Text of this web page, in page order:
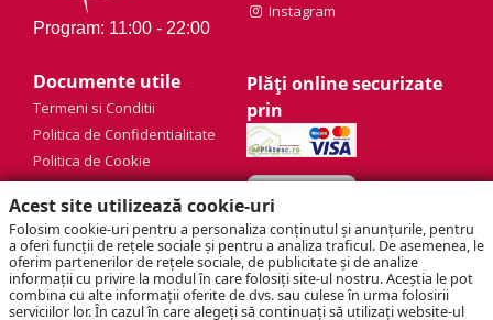
Acest site utilizează cookie-uri
Folosim cookie-uri pentru a personaliza conținutul și anunțurile, pentru
a oferi funcții de rețele sociale și pentru a analiza traficul. De asemenea, le
oferim partenerilor de rețele sociale, de publicitate și de analize
informații cu privire la modul în care folosiți site-ul nostru. Aceștia le pot
combina cu alte informații oferite de dvs. sau culese în urma folosirii
serviciilor lor. În cazul în care alegeți să continuați să utilizați website-ul
Program: 11:00 - 22:00
Instagram
Documente utile
Termeni si Conditii
Politica de Confidentialitate
Politica de Cookie
Plăți online securizate
prin